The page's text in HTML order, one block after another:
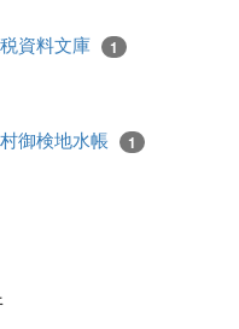
資料文庫 1
御検地水帳 1